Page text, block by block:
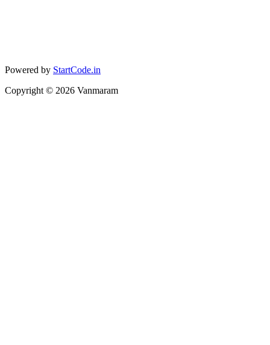
Powered by StartCode.in
Copyright © 2026 Vanmaram